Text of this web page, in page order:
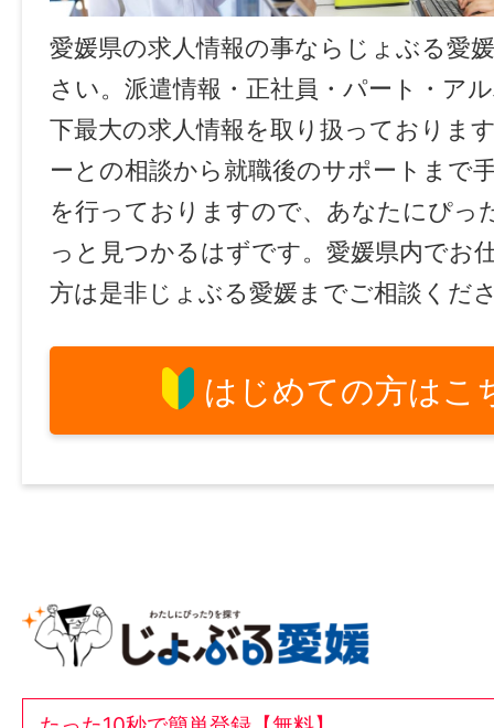
愛媛県の求人情報の事ならじょぶる愛
さい。派遣情報・正社員・パート・ア
下最大の求人情報を取り扱っておりま
ーとの相談から就職後のサポートまで
を行っておりますので、あなたにぴっ
っと見つかるはずです。愛媛県内でお
方は是非じょぶる愛媛までご相談くだ
はじめての方はこ